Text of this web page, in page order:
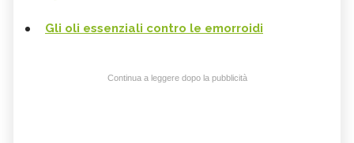
Gli oli essenziali contro le emorroidi
Continua a leggere dopo la pubblicità